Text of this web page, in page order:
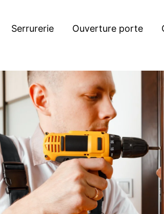
Serrurerie Ouverture porte